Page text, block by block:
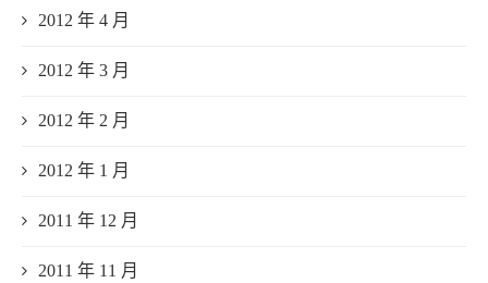
2012 年 4 月
2012 年 3 月
2012 年 2 月
2012 年 1 月
2011 年 12 月
2011 年 11 月